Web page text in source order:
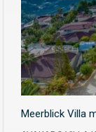
Meerblick Villa